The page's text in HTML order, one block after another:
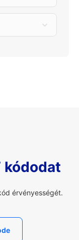
kódodat
érvényességét.